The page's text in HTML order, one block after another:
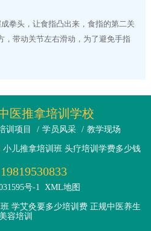
拳头，让食指凸出来，食指的第二关
，带动关节左右滑动，为了避免手指
医推拿培训学校
训项目 / 学员风采 / 教学现场
儿推拿培训班 头疗培训学费多少钱
19819530833
号-1 XML地图
学艾灸要多少培训费 正规中医养生
美容培训